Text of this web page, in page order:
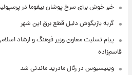
خبر خوش برای سرخ پوشان بیفوما در
گربه بازیگوش دلیل قطع برق این شهر
پیام تسلیت معاون وزیر فرهنگ و ارشاد
قاسم‌زاده
وینیسیوس در رئال مادرید ماندنی شد